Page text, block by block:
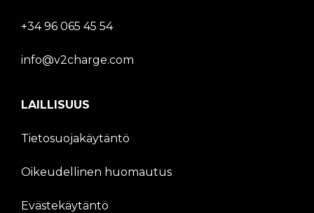
+34 96 065 45 54
info@v2charge.com
LAILLISUUS
Tietosuojakäytäntö
Oikeudellinen huomautus
Evästekäytäntö